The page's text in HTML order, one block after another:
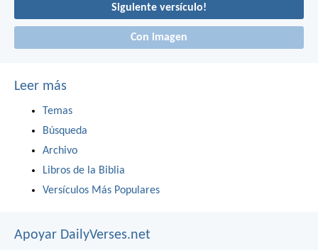
Siguiente versículo!
Con imagen
Leer más
Temas
Búsqueda
Archivo
Libros de la Biblia
Versículos Más Populares
Apoyar DailyVerses.net